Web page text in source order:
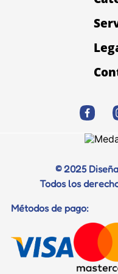
liberación eficaz de
© 2025
Todos los
Métodos de pago: